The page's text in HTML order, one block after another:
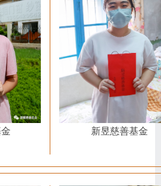
新昱慈善基金